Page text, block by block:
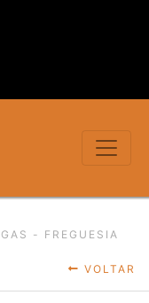
- FREGUESIA
VOLTAR